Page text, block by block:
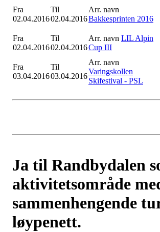
Fra
02.04.2016
Til
02.04.2016
Arr. navn
Bakkesprinten 2016
Fra
02.04.2016
Til
02.04.2016
Arr. navn LIL Alpin
Cup III
Fra
03.04.2016
Til
03.04.2016
Arr. navn
Varingskollen
Skifestival - PSL
Ja til Randbydalen
aktivitetsområde
sammenhengende
løypenett.